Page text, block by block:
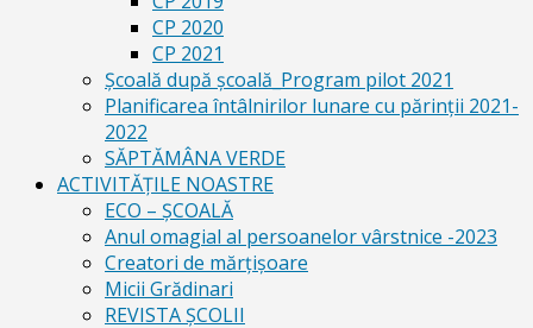
CP 2020
CP 2021
Școală după școală_Program pilot 2021
Planificarea întâlnirilor lunare cu părinții 2021-
2022
SĂPTĂMÂNA VERDE
ACTIVITĂȚILE NOASTRE
ECO – ŞCOALĂ
Anul omagial al persoanelor vârstnice -2023
Creatori de mărțișoare
Micii Grădinari
REVISTA ŞCOLII